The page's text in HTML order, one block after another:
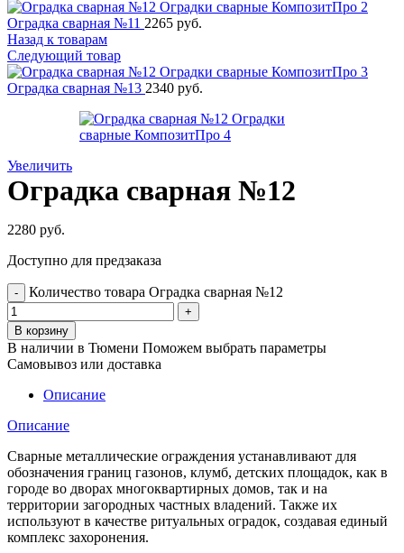
Оградка сварная №11 2265 руб.
Назад к товарам
Следующий товар
Оградка сварная №13 2340 руб.
Увеличить
Оградка сварная №12
2280 руб.
Доступно для предзаказа
Количество товара Оградка сварная №12
В корзину
В наличии в Тюмени Поможем выбрать параметры
Самовывоз или доставка
Описание
Описание
Сварные металлические ограждения устанавливают для
обозначения границ газонов, клумб, детских площадок, как в
городе во дворах многоквартирных домов, так и на
территории загородных частных владений. Также их
используют в качестве ритуальных оградок, создавая единый
комплекс захоронения.